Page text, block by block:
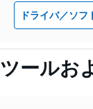
ドライバ／ソフ
ツールお